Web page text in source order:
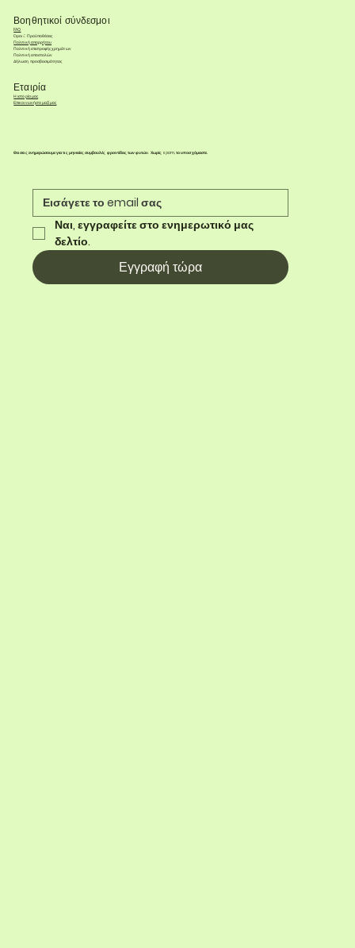
Βοηθητικοί σύνδεσμοι
FAQ
Όροι & Προϋποθέσεις
Πολιτική απορρήτου
Πολιτική επιστροφής χρημάτων
Πολιτική αποστολών
Δήλωση προσβασιμότητας
Εταιρία
Η ιστορία μας
Επικοινωνήστε μαζί μας
Θα σας ενημερώσουμε για τις μηνιαίες συμβουλές φροντίδας των φυτών. Χωρίς spam, το υποσχόμαστε.
Ναι, εγγραφείτε στο ενημερωτικό μας
δελτίο.
Εγγραφή τώρα